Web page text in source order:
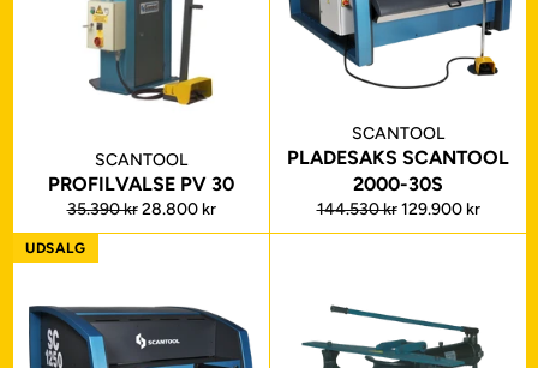
SCANTOOL
PROFILVALSE PV 30
Normalpris
35.390 kr Udsalgspris
28.800 kr
SCANTOOL
PLADESAKS SCANTOOL
2000-30S
Normalpris
144.530 kr Udsalgspris
129.900 kr
UDSALG